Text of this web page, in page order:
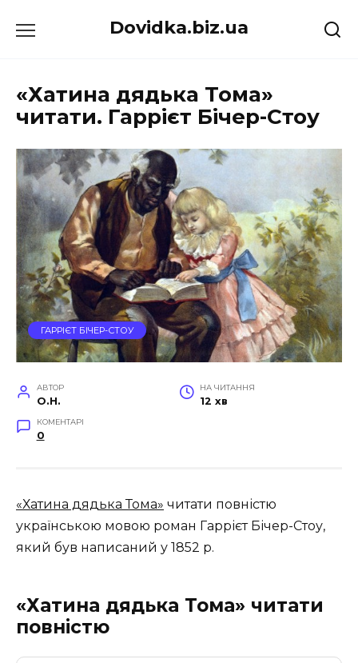
до
Dovidka.biz.ua
«Хатина дядька Тома»
читати. Гаррієт Бічер-Стоу
ГАРРІЄТ БІЧЕР-СТОУ
АВТОР
O.H.
НА ЧИТАННЯ
12 хв
КОМЕНТАРІ
0
«Хатина дядька Тома» читати повністю
українською мовою роман Гаррієт Бічер-Стоу,
який був написаний у 1852 р.
«Хатина дядька Тома» читати
повністю